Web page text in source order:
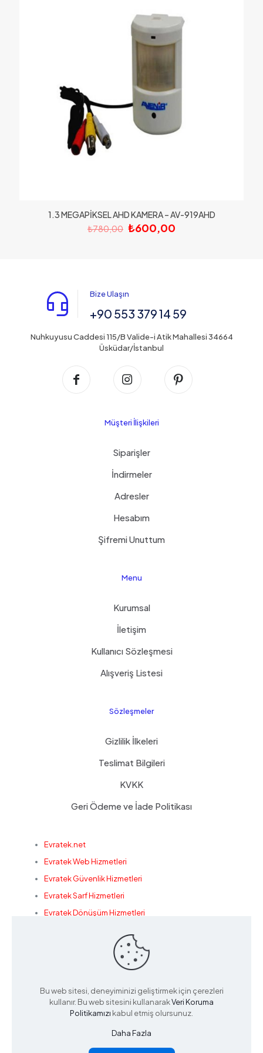
1.3 MEGAPİKSEL AHD KAMERA – AV-919AHD
₺780,00 Orijinal
₺600,00
Bize Ulaşın
+90 553 379 14 59
Nuhkuyusu Caddesi 115/B Valide-i Atik Mahallesi 34664
Üsküdar/İstanbul
Müşteri İlişkileri
Siparişler
İndirmeler
Adresler
Hesabım
Şifremi Unuttum
Menu
Kurumsal
İletişim
Kullanıcı Sözleşmesi
Alışveriş Listesi
Sözleşmeler
Gizlilik İlkeleri
Teslimat Bilgileri
KVKK
Geri Ödeme ve İade Politikası
Evratek.net
Evratek Web Hizmetleri
Evratek Güvenlik Hizmetleri
Evratek Sarf Hizmetleri
Evratek Dönüşüm Hizmetleri
© 2022 Powered by Evratek
Bu web sitesi, deneyiminizi geliştirmek için çerezleri
kullanır. Bu web sitesini kullanarakVeri Koruma
Politikamızı kabul etmiş olursunuz.
Daha Fazla